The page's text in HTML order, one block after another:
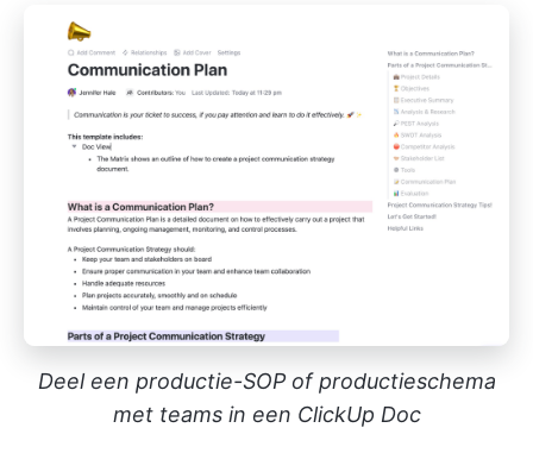
Deel een productie-SOP of productieschema
met teams in een ClickUp Doc